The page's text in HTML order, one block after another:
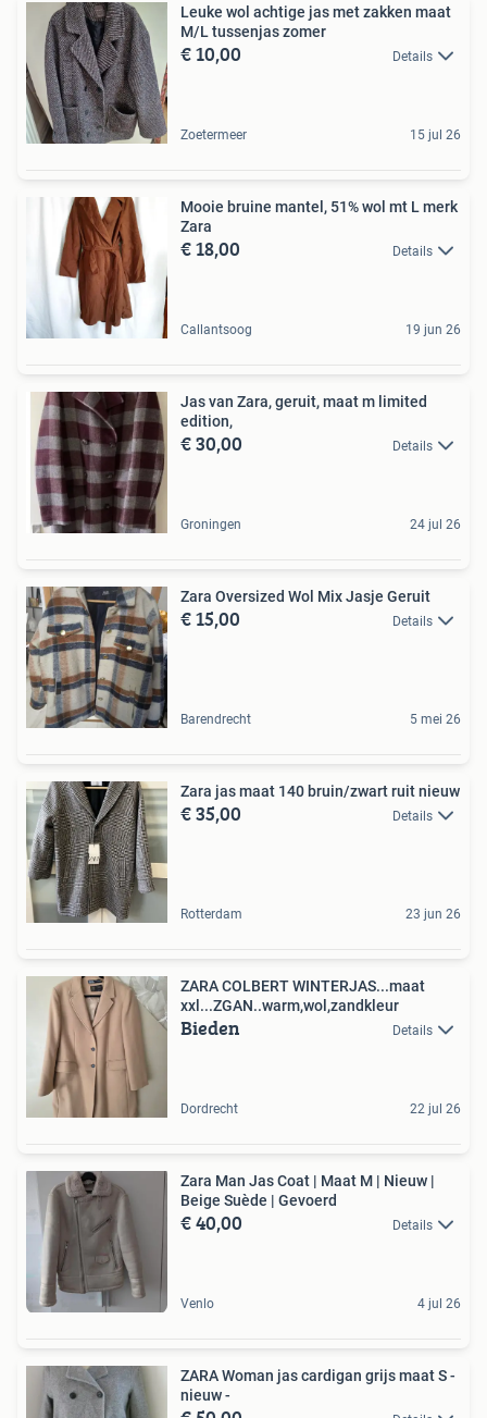
Leuke wol achtige jas met zakken maat
M/L tussenjas zomer
€ 10,00 Details
Zoetermeer 15 jul 26
Mooie bruine mantel, 51% wol mt L merk
Zara
€ 18,00 Details
Callantsoog 19 jun 26
Jas van Zara, geruit, maat m limited
edition,
€ 30,00 Details
Groningen 24 jul 26
Zara Oversized Wol Mix Jasje Geruit
€ 15,00 Details
Barendrecht 5 mei 26
Zara jas maat 140 bruin/zwart ruit nieuw
€ 35,00 Details
Rotterdam 23 jun 26
ZARA COLBERT WINTERJAS...maat
xxl...ZGAN..warm,wol,zandkleur
Bieden Details
Dordrecht 22 jul 26
Zara Man Jas Coat | Maat M | Nieuw |
Beige Suède | Gevoerd
€ 40,00 Details
Venlo 4 jul 26
ZARA Woman jas cardigan grijs maat S -
nieuw -